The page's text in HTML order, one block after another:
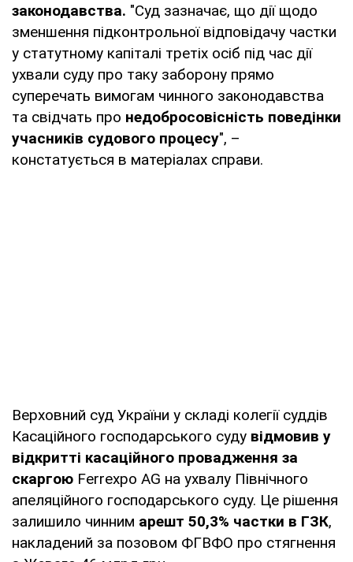
законодавства. "Суд зазначає, що дії щодо
зменшення підконтрольної відповідачу частки
у статутному капіталі третіх осіб під час дії
ухвали суду про таку заборону прямо
суперечать вимогам чинного законодавства
та свідчать про недобросовісність поведінки
учасників судового процесу", –
констатується в матеріалах справи.
Верховний суд України у складі колегії суддів
Касаційного господарського суду відмовив у
відкритті касаційного провадження за
скаргою Ferrexpo AG на ухвалу Північного
апеляційного господарського суду. Це рішення
залишило чинним арешт 50,3% частки в ГЗК,
накладений за позовом ФГВФО про стягнення